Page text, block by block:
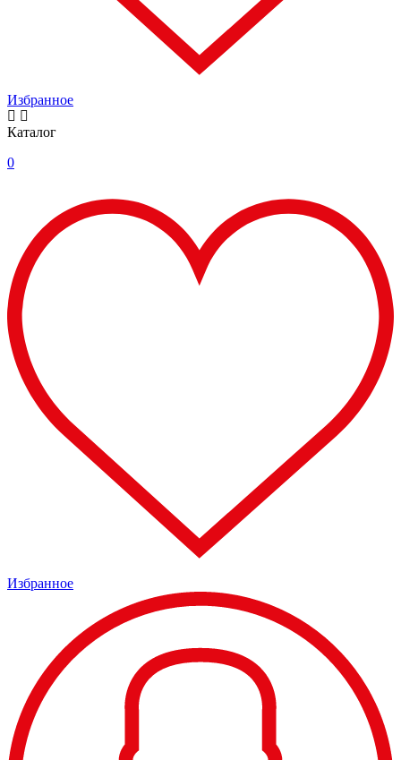
Избранное
Каталог
0
Избранное